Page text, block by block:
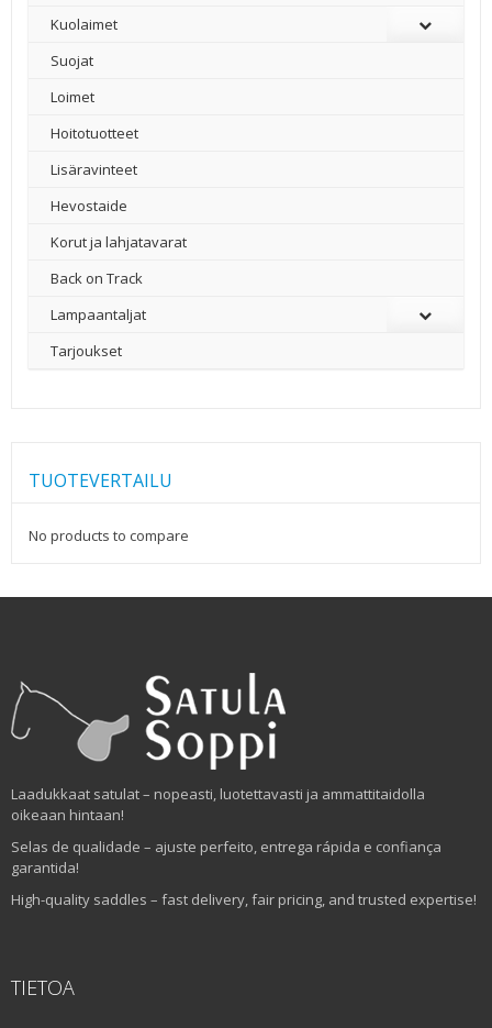
Kuolaimet
Suojat
Loimet
Hoitotuotteet
Lisäravinteet
Hevostaide
Korut ja lahjatavarat
Back on Track
Lampaantaljat
Tarjoukset
TUOTEVERTAILU
No products to compare
Laadukkaat satulat – nopeasti, luotettavasti ja ammattitaidolla
oikeaan hintaan!
Selas de qualidade – ajuste perfeito, entrega rápida e confiança
garantida!
High-quality saddles – fast delivery, fair pricing, and trusted expertise!
TIETOA